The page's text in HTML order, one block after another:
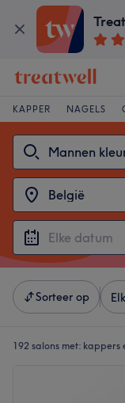
KAPPER NAGELS
Sorteer op
192 salons met: kappers